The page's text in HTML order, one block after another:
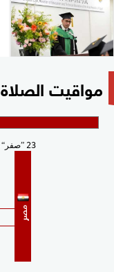
مواقيت الصلاة
23 صفر
مصر